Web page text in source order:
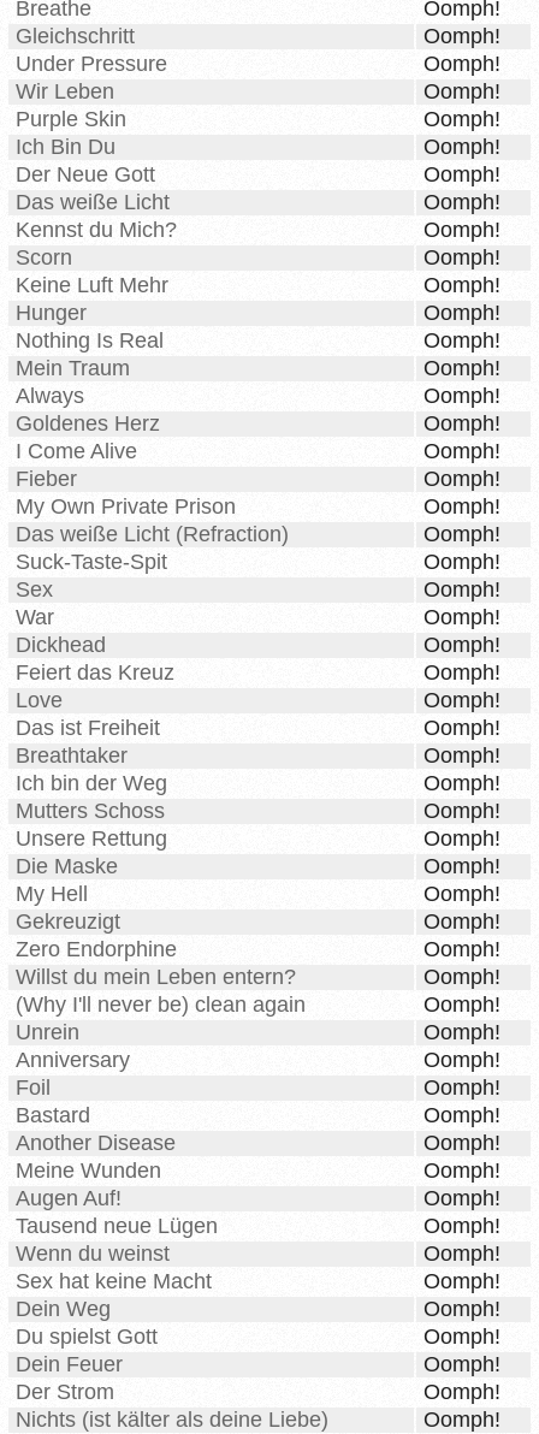
Breathe
Oomph!
Gleichschritt
Oomph!
Under Pressure
Oomph!
Wir Leben
Oomph!
Purple Skin
Oomph!
Ich Bin Du
Oomph!
Der Neue Gott
Oomph!
Das weiße Licht
Oomph!
Kennst du Mich?
Oomph!
Scorn
Oomph!
Keine Luft Mehr
Oomph!
Hunger
Oomph!
Nothing Is Real
Oomph!
Mein Traum
Oomph!
Always
Oomph!
Goldenes Herz
Oomph!
I Come Alive
Oomph!
Fieber
Oomph!
My Own Private Prison
Oomph!
Das weiße Licht (Refraction)
Oomph!
Suck-Taste-Spit
Oomph!
Sex
Oomph!
War
Oomph!
Dickhead
Oomph!
Feiert das Kreuz
Oomph!
Love
Oomph!
Das ist Freiheit
Oomph!
Breathtaker
Oomph!
Ich bin der Weg
Oomph!
Mutters Schoss
Oomph!
Unsere Rettung
Oomph!
Die Maske
Oomph!
My Hell
Oomph!
Gekreuzigt
Oomph!
Zero Endorphine
Oomph!
Willst du mein Leben entern?
Oomph!
(Why I'll never be) clean again
Oomph!
Unrein
Oomph!
Anniversary
Oomph!
Foil
Oomph!
Bastard
Oomph!
Another Disease
Oomph!
Meine Wunden
Oomph!
Augen Auf!
Oomph!
Tausend neue Lügen
Oomph!
Wenn du weinst
Oomph!
Sex hat keine Macht
Oomph!
Dein Weg
Oomph!
Du spielst Gott
Oomph!
Dein Feuer
Oomph!
Der Strom
Oomph!
Nichts (ist kälter als deine Liebe)
Oomph!